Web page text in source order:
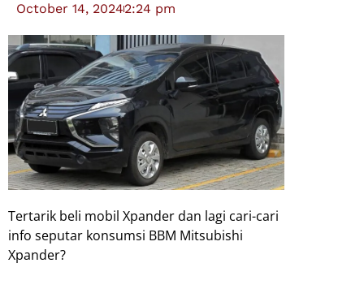
October 14, 20242:24 pm
Tertarik beli mobil Xpander dan lagi cari-cari
info seputar konsumsi BBM Mitsubishi
Xpander?